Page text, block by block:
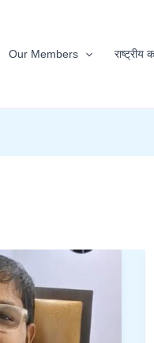
Our Members राष्ट्रीय